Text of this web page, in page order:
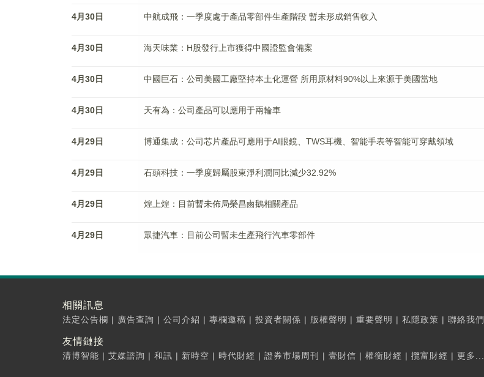
4月30日 中航成飛：一季度處于產品零部件生產階段 暫未形成銷售收入
4月30日 海天味業：H股發行上市獲得中國證監會備案
4月30日 中國巨石：公司美國工廠堅持本土化運營 所用原材料90%以上來源于美國當地
4月30日 天有為：公司產品可以應用于兩輪車
4月29日 博通集成：公司芯片產品可應用于AI眼鏡、TWS耳機、智能手表等智能可穿戴領域
4月29日 石頭科技：一季度歸屬股東淨利潤同比減少32.92%
4月29日 煌上煌：目前暫未佈局榮昌鹵鵝相關產品
4月29日 眾捷汽車：目前公司暫未生產飛行汽車零部件
相關訊息
法定公告欄 | 廣告查詢 | 公司介紹 | 專欄邀稿 | 投資者關係 | 版權聲明 | 重要聲明 | 私隱政策 | 聯絡我們
友情鏈接
清博智能 | 艾媒諮詢 | 和訊 | 新時空 | 時代財經 | 證券市場周刊 | 壹財信 | 權衡財經 | 攬富財經 | 更多...